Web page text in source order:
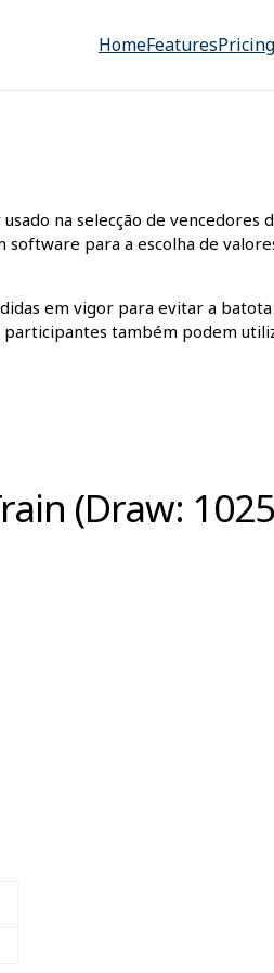
HomeFeaturesPricing
na selecção de vencedores
software para a escolha de
em vigor para evitar a batota
participantes também podem
(Draw: